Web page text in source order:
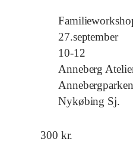
27.september
10-12
Anneberg
Nykøbing Sj.
300 kr.